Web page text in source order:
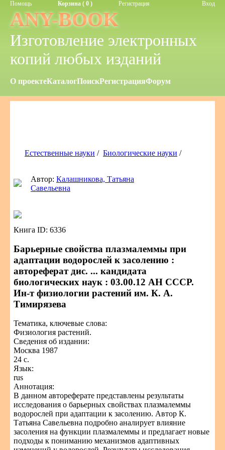
Помощь Корзина ( 0 ) Регистрация Вход
ANY-BOOK
Изготовление электронных
копий любых изданий
О проектеКаталогПоискРегистрацияФорум
Естественные науки / Биологические науки /
Автор: Калашникова, Татьяна
Савельевна
Книга ID: 6336
Барьерные свойства плазмалеммы при
адаптации водорослей к засолению :
автореферат дис. ... кандидата
биологических наук : 03.00.12 АН СССР.
Ин-т физиологии растений им. К. А.
Тимирязева
Тематика, ключевые слова:
Физиология растений.
Сведения об издании:
Москва 1987
24 с.
Язык:
rus
Аннотация:
В данном автореферате представлены результаты
исследования о барьерных свойствах плазмалеммы
водорослей при адаптации к засолению. Автор К.
Татьяна Савельевна подробно аналирует влияние
засоления на функции плазмалеммы и предлагает новые
подходы к пониманию механизмов адаптивных